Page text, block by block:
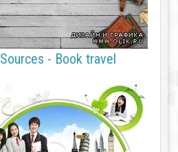
Sources - Book travel